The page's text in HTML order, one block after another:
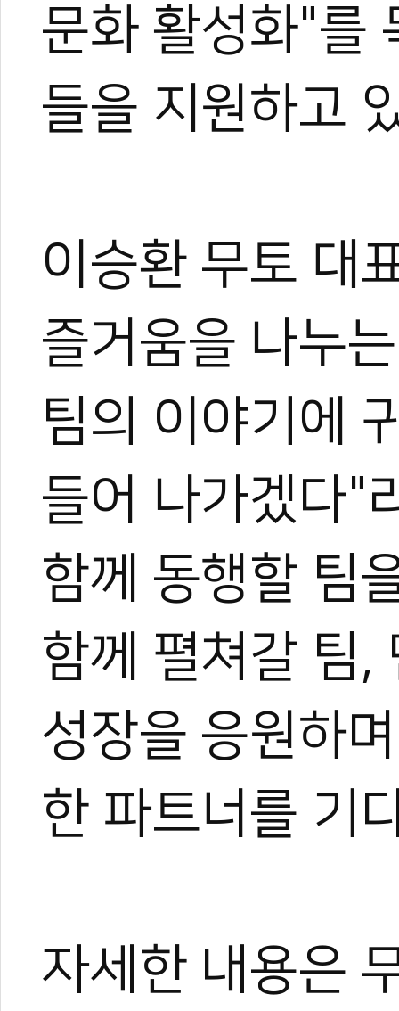
문화 활성화"를
들을 지원하고
이승환 무토 대
즐거움을 나누
팀의 이야기에
들어 나가겠다"
함께 동행할 팀
함께 펼쳐갈 팀,
성장을 응원하
한 파트너를 기
자세한 내용은
한국 HADO스
대한가라테연맹
2026 나고야